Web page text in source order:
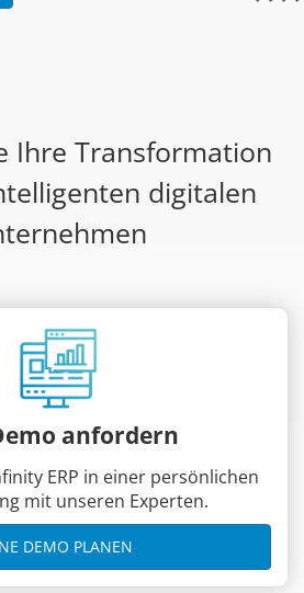
Ihre Transformation
digitalen
anfordern
ERP in einer persönlichen
mit unseren Experten.
DEMO PLANEN